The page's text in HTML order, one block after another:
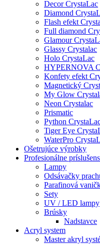
Decor CrystaLac
Diamond
Flash efekt
Full diamond
Glamour
Glassy Crystalac
Holo CrystaLac
HYPERNOVA
Konfety efekt
Magnetický
My Glow
Neon Crystalac
Prismatic
Python
Tiger Eye
WaterPro
Ošetrujúce výrobky
Profesionálne
Lampy
Odsávačky
Parafinová
Sety
UV / LED lampy
Brúsky
Nadstavce
Acryl system
Master akryl